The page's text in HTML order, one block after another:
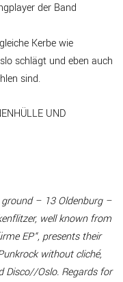
der Band
Kerbe wie
schlägt und eben auch
sind.
UND
– 13 Oldenburg –
well known from
EP“, presents their
without cliché,
Disco//Oslo. Regards for